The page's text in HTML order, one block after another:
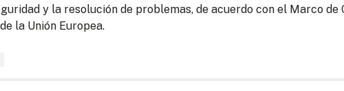
y la resolución de problemas, de acuerdo con el Marco de
la Unión Europea.